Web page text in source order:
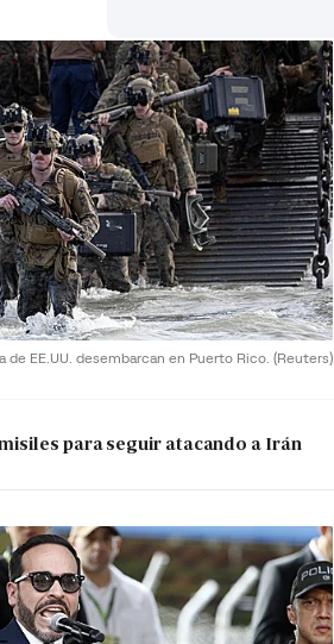
de EE.UU. desembarcan en Puerto Rico. (Reuters)
para seguir atacando a Irán